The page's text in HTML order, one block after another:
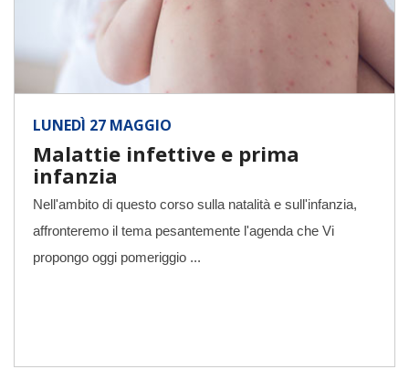
LUNEDÌ 27 MAGGIO
Malattie infettive e prima
infanzia
Nell'ambito di questo corso sulla natalità e sull'infanzia,
affronteremo il tema pesantemente l'agenda che Vi
propongo oggi pomeriggio ...